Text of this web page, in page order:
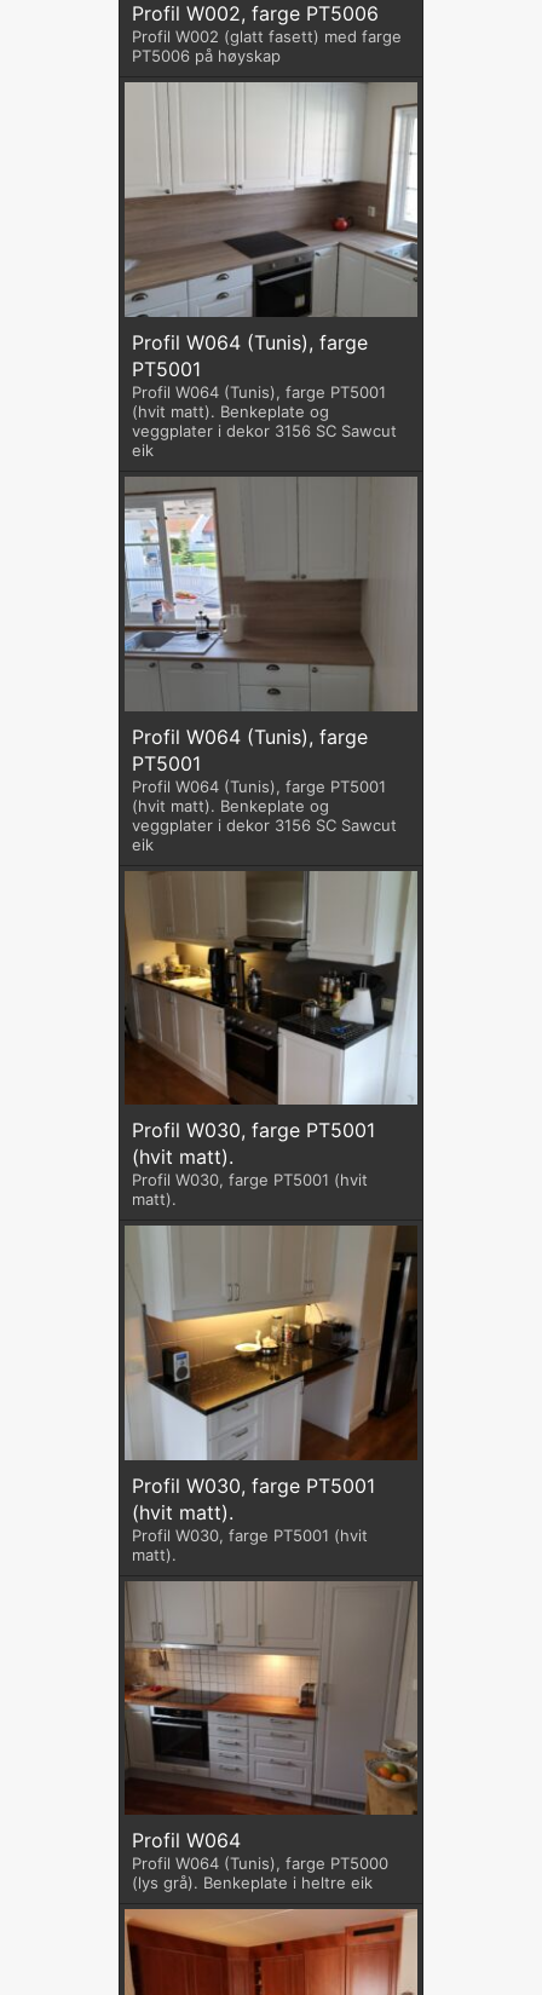
Profil W002, farge PT5006
Profil W002 (glatt fasett) med farge
PT5006 på høyskap
Profil W064 (Tunis), farge
PT5001
Profil W064 (Tunis), farge PT5001
(hvit matt). Benkeplate og
veggplater i dekor 3156 SC Sawcut
eik
Profil W064 (Tunis), farge
PT5001
Profil W064 (Tunis), farge PT5001
(hvit matt). Benkeplate og
veggplater i dekor 3156 SC Sawcut
eik
Profil W030, farge PT5001
(hvit matt).
Profil W030, farge PT5001 (hvit
matt).
Profil W030, farge PT5001
(hvit matt).
Profil W030, farge PT5001 (hvit
matt).
Profil W064
Profil W064 (Tunis), farge PT5000
(lys grå). Benkeplate i heltre eik